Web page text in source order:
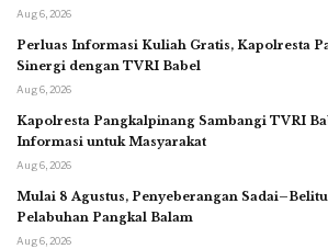
Aug 6, 2026
Perluas Informasi Kuliah Gratis, Kapolresta
Sinergi dengan TVRI Babel
Aug 6, 2026
Kapolresta Pangkalpinang Sambangi TVRI
Informasi untuk Masyarakat
Aug 6, 2026
Mulai 8 Agustus, Penyeberangan
Pelabuhan Pangkal Balam
Aug 6, 2026